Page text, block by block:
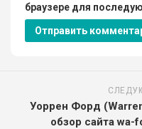
браузере для
Уоррен Форд
обзор сайта wa-